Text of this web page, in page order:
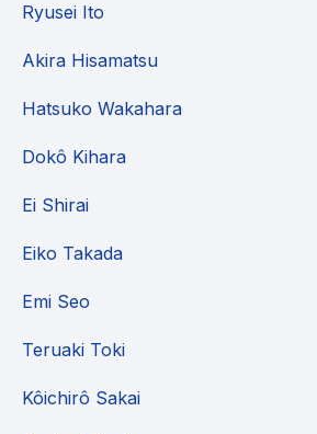
Ryusei Ito
Akira Hisamatsu
Hatsuko Wakahara
Dokô Kihara
Ei Shirai
Eiko Takada
Emi Seo
Teruaki Toki
Kôichirô Sakai